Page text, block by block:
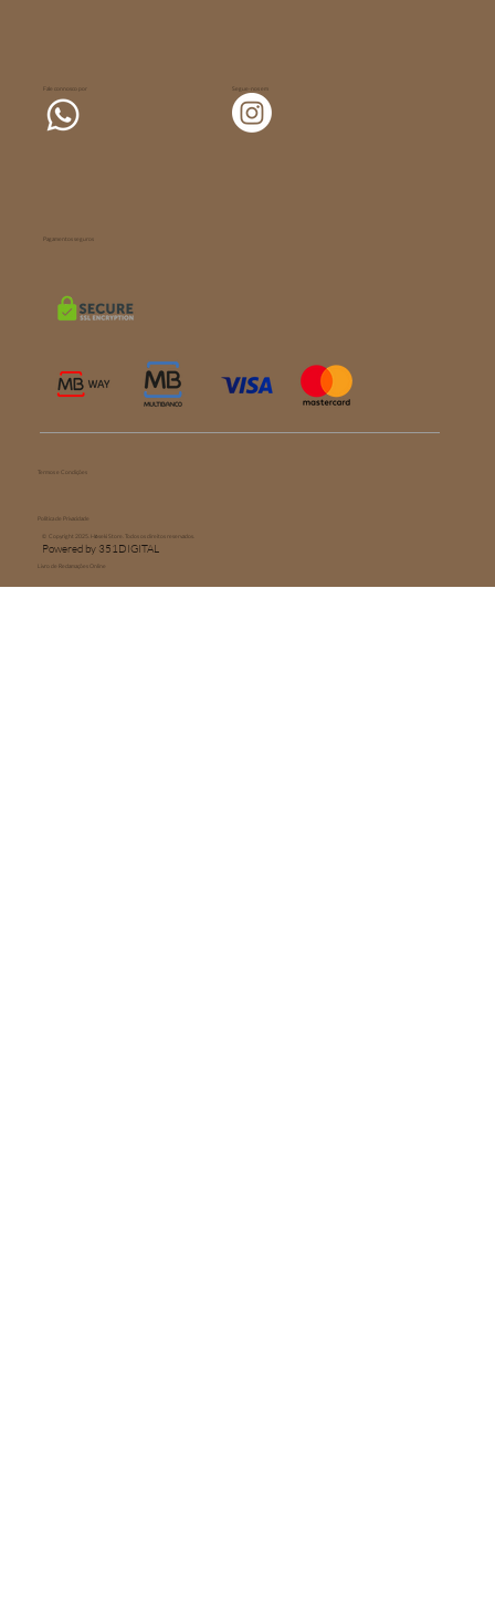
© Copyright 2025. Hōseki Store. Todos os direitos reservados.
Powered by 351DIGITAL
Política de Privacidade
Segue-nos em
Fale connosco por
Termos e Condições
Pagamentos seguros
Livro de Reclamações Online